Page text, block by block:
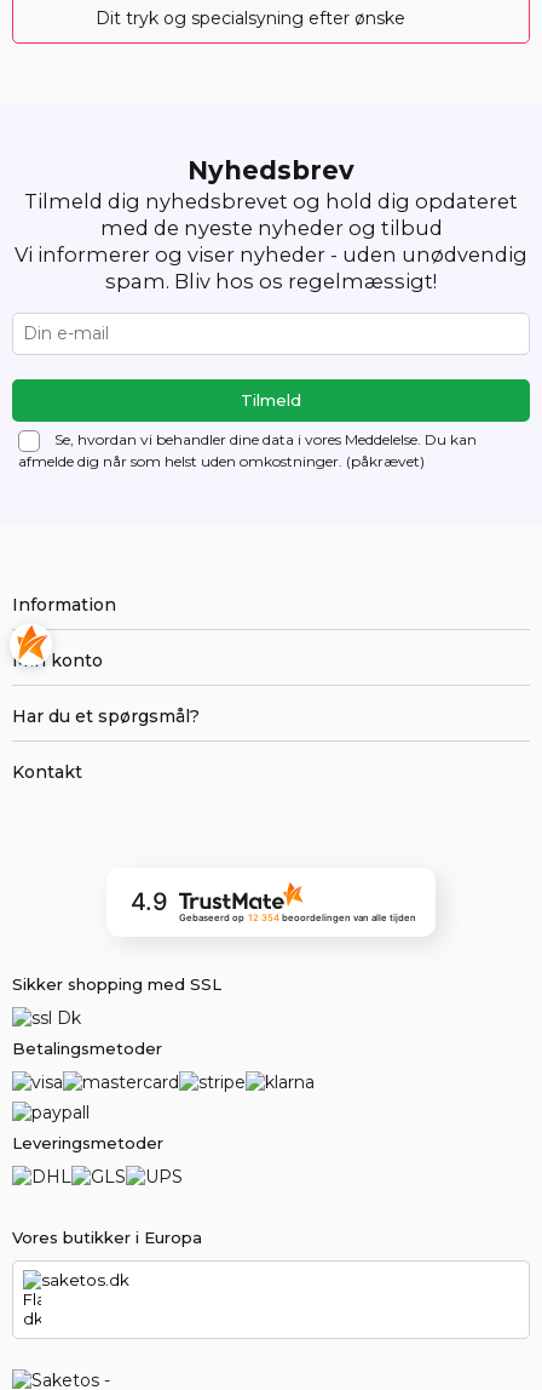
Dit tryk og specialsyning efter ønske
Nyhedsbrev
Tilmeld dig nyhedsbrevet og hold dig opdateret
med de nyeste nyheder og tilbud
Vi informerer og viser nyheder - uden unødvendig
spam. Bliv hos os regelmæssigt!
Se, hvordan vi behandler dine data i vores Meddelelse. Du kan
afmelde dig når som helst uden omkostninger. (påkrævet)
Vores butikker i Europa
saketos.dk
Information
Min konto
Har du et spørgsmål?
Kontakt
4.9
Gebaseerd op 12 354 beoordelingenvan alle tijden
Sikker shopping med SSL
Betalingsmetoder
Leveringsmetoder